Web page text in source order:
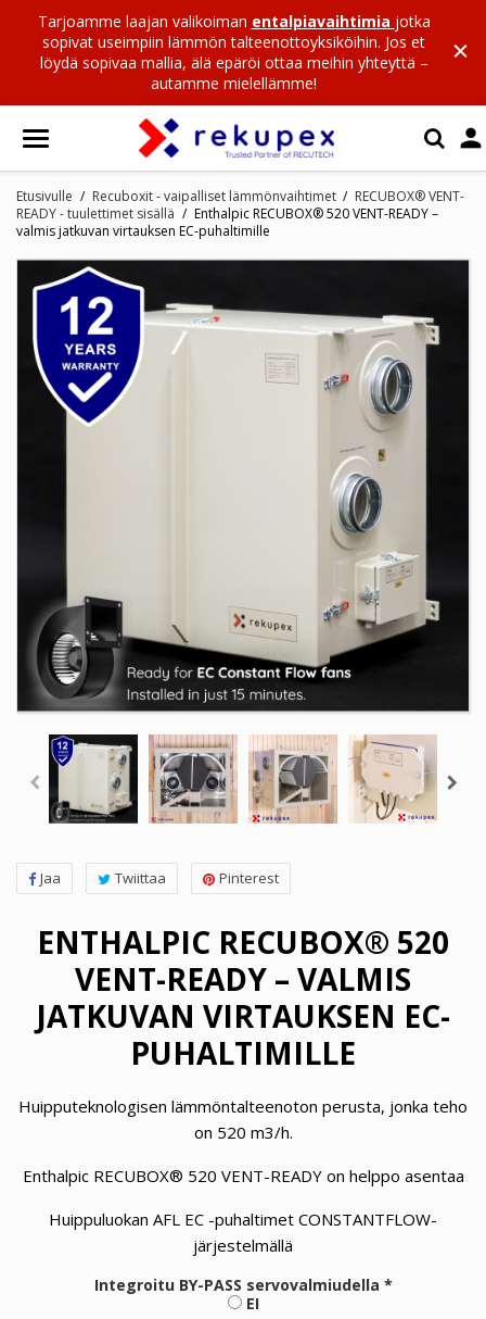
Tarjoamme laajan valikoiman entalpiavaihtimia jotka
sopivat useimpiin lämmön talteenottoyksiköihin. Jos et
löydä sopivaa mallia, älä epäröi ottaa meihin yhteyttä –
autamme mielellämme!

Etusivulle Recuboxit - vaipalliset lämmönvaihtimet
RECUBOX® VENT-
READY - tuulettimet sisällä
Enthalpic RECUBOX® 520 VENT-READY –
valmis jatkuvan virtauksen EC-puhaltimille
Jaa Twiittaa Pinterest
ENTHALPIC RECUBOX® 520
VENT-READY – VALMIS
JATKUVAN VIRTAUKSEN EC-
PUHALTIMILLE
Huipputeknologisen lämmöntalteenoton perusta, jonka teho
on 520 m3/h.
Enthalpic RECUBOX® 520 VENT-READY on helppo asentaa
Huippuluokan AFL EC -puhaltimet CONSTANTFLOW-
järjestelmällä
Integroitu BY-PASS servovalmiudella *
EI